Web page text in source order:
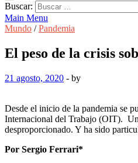
Buscar:
Main Menu
Mundo /Pandemia
El peso de la crisis
21 agosto, 2020 - by
Desde el inicio de la pandemia se
Internacional del Trabajo (OIT). Un
desproporcionado. Y ha sido
Por Sergio Ferrari*